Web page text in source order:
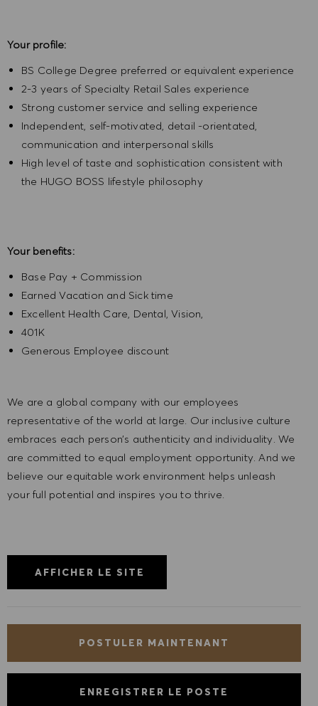
Your profile:
BS College Degree preferred or equivalent experience
2-3 years of Specialty Retail Sales experience
Strong customer service and selling experience
Independent, self-motivated, detail -orientated,
communication and interpersonal skills
High level of taste and sophistication consistent with
the HUGO BOSS lifestyle philosophy
Your benefits:
Base Pay + Commission
Earned Vacation and Sick time
Excellent Health Care, Dental, Vision,
401K
Generous Employee discount
We are a global company with our employees
representative of the world at large. Our inclusive culture
embraces each person’s authenticity and individuality. We
are committed to equal employment opportunity. And we
believe our equitable work environment helps unleash
your full potential and inspires you to thrive.
AFFICHER LE SITE
POSTULER MAINTENANT
ENREGISTRER LE POSTE